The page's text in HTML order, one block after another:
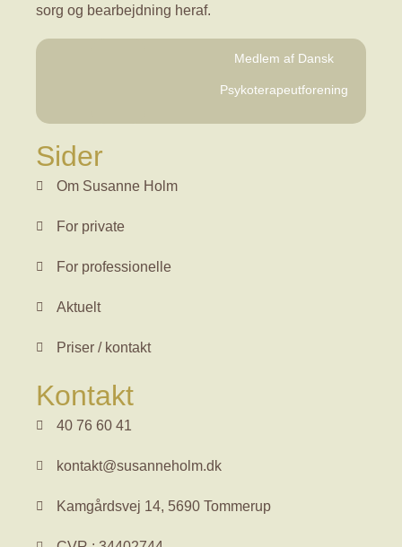
sorg og bearbejdning heraf.
Medlem af Dansk
Psykoterapeutforening
Sider
Om Susanne Holm
For private
For professionelle
Aktuelt
Priser / kontakt
Kontakt
40 76 60 41
kontakt@susanneholm.dk
Kamgårdsvej 14, 5690 Tommerup